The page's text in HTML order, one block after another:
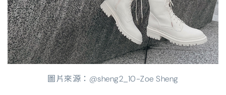
圖片來源：@sheng2_10-Zoe Sheng